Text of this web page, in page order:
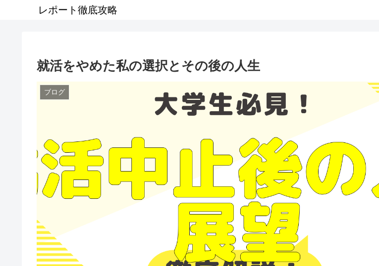
レポート徹底攻略
就活をやめた私の選択とその後の人生
ブログ